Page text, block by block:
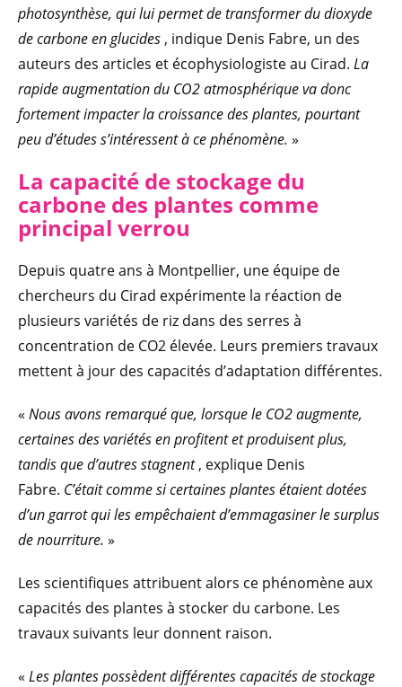
photosynthèse, qui lui permet de transformer du dioxyde
de carbone en glucides , indique Denis Fabre, un des
auteurs des articles et écophysiologiste au Cirad. La
rapide augmentation du CO2 atmosphérique va donc
fortement impacter la croissance des plantes, pourtant
peu d’études s’intéressent à ce phénomène. »
La capacité de stockage du
carbone des plantes comme
principal verrou
Depuis quatre ans à Montpellier, une équipe de
chercheurs du Cirad expérimente la réaction de
plusieurs variétés de riz dans des serres à
concentration de CO2 élevée. Leurs premiers travaux
mettent à jour des capacités d’adaptation différentes.
« Nous avons remarqué que, lorsque le CO2 augmente,
certaines des variétés en profitent et produisent plus,
tandis que d’autres stagnent, explique Denis
Fabre. C’était comme si certaines plantes étaient dotées
d’un garrot qui les empêchaient d’emmagasiner le surplus
de nourriture. »
Les scientifiques attribuent alors ce phénomène aux
capacités des plantes à stocker du carbone. Les
travaux suivants leur donnent raison.
« Les plantes possèdent différentes capacités de stockage